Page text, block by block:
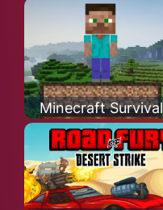
Minecraft Survival